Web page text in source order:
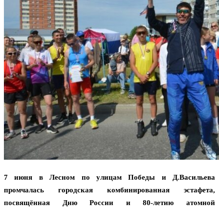
7 июня в Лесном по улицам Победы и Д.Васильева
промчалась городская комбинированная эстафета,
посвящённая Дню России и 80-летию атомной